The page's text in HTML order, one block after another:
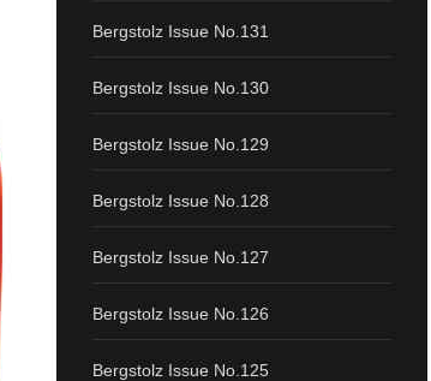
Bergstolz Issue No.131
Bergstolz Issue No.130
Bergstolz Issue No.129
Bergstolz Issue No.128
Bergstolz Issue No.127
Bergstolz Issue No.126
Bergstolz Issue No.125